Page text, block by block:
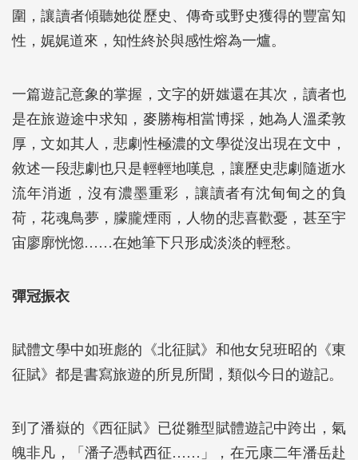
圍，讓讀者傾聽她從歷史、傳奇或野史獲得的豐富知
性，娓娓道來，知性終於與感性熔為一爐。
一篇遊記意象的掌握，文字的妍媸還在其次，讀者也
是在旅遊途中求知，麥勝梅相當博採，她為人溫柔敦
厚，文如其人，悲劇性極濃的文學從沒出現在文中，
敘述一段悲劇也只是輕輕地嘆息，讓歷史悲劇隨逝水
流年消逝，沒有濃墨重彩，讓讀者有沈甸甸之的負
荷，花魂鳥夢，朦朧煙雨，人物的悲喜歡憂，甚至宇
宙廖廓恍惚……在她筆下只形成淡淡的輕愁。
彈冠振衣
賦體文學中如班彪的《北征賦》和他女兒班昭的《東
征賦》都是書寫旅遊的所見所聞，類似今日的遊記。
到了潘嶽的《西征賦》已從雛型賦體遊記中跨出，氣
魄非凡，「潘子憑軾西征……」，在元康二年潘岳赴